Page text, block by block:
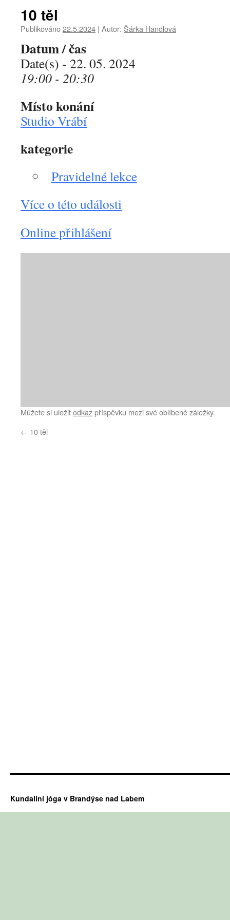
10 těl
Publikováno22.5.2024 | Autor: Šárka Handlová
Datum / čas
Date(s) - 22. 05. 2024
19:00 - 20:30
Místo konání
Studio Vrábí
kategorie
Pravidelné lekce
Více o této události
Online přihlášení
Můžete si uložitodkazpříspěvku mezi své oblíbené záložky.
← 10 těl
Kundaliní jóga v Brandýse nad Labem